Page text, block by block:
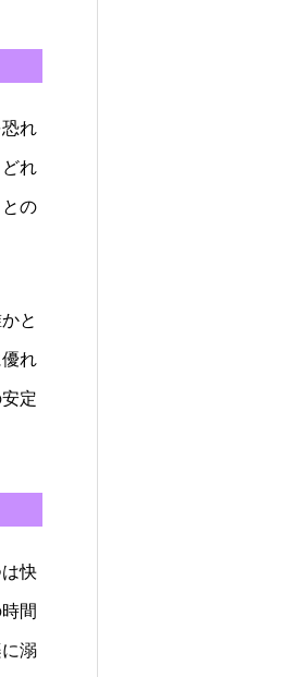
れ
れ
の
と
れ
定
快
間
溺